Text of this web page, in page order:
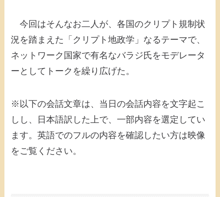
今回はそんなお二人が、各国のクリプト規制状
況を踏まえた「クリプト地政学」なるテーマで、
ネットワーク国家で有名なバラジ氏をモデレータ
ーとしてトークを繰り広げた。
※以下の会話文章は、当日の会話内容を文字起こ
しし、日本語訳した上で、一部内容を選定してい
ます。英語でのフルの内容を確認したい方は映像
をご覧ください。